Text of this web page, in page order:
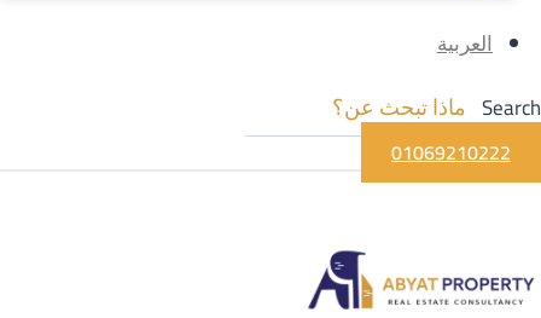
العربية
Search
01069210222